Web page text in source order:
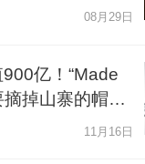
08月29日
亿！“Made
掉山寨的帽子
11月16日